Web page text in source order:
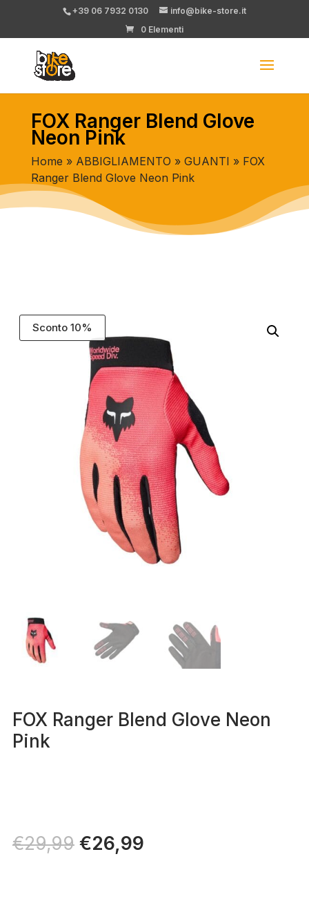
+39 06 7932 0130
info@bike-store.it
0 Elementi
FOX Ranger Blend Glove
Neon Pink
Home » ABBIGLIAMENTO » GUANTI » FOX
Ranger Blend Glove Neon Pink
Sconto 10%
FOX Ranger Blend Glove Neon
Pink
€29,99 Il
prezzo
€26,99Il